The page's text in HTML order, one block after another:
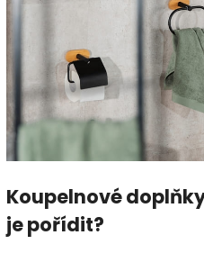
Koupelnové
je pořídit?